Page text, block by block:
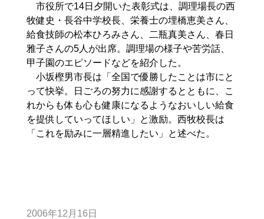
市役所で14日夕開いた表彰式は、調理場長の西
牧健史・長谷中学校長、栄養士の埋橋恵美さん、
給食技師の松本ひろみさん、二瓶真美さん、春日
雅子さんの5人が出席。調理場の様子や苦労話、
甲子園のエピソードなどを紹介した。
小坂樫男市長は「全国で優勝したことは市にと
って快挙。日ごろの努力に感謝するとともに、こ
れからも体も心も健康になるようなおいしい給食
を提供していってほしい」と激励。西牧校長は
「これを励みに一層精進したい」と述べた。
2006年12月16日